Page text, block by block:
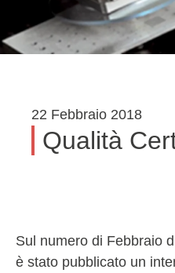
22 Febbraio 2018
Qualità
Sul numero di Febbraio
è stato pubblicato un